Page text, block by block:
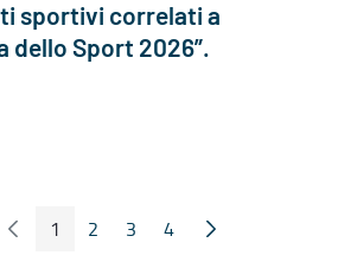
sportivi correlati a
dello Sport 2026”.
Попередні сторінка
Сторінка
1 Сторінка
2 Сторінка
3 Сторінка
4 Наступна